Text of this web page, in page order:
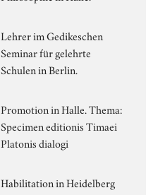
Lehrer im Gedikeschen
Seminar für gelehrte
Schulen in Berlin.
Promotion in Halle. Thema:
Specimen editionis Timaei
Platonis dialogi
Habilitation in Heidelberg